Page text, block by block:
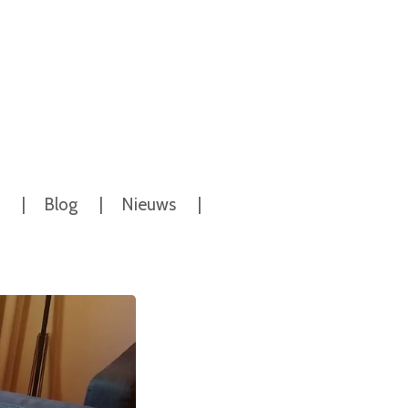
Blog
Nieuws